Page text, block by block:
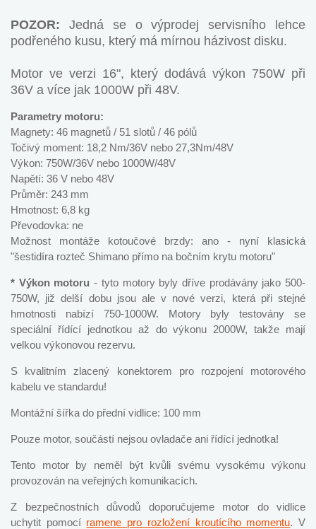
POZOR: Jedná se o výprodej servisního lehce
podřeného kusu, který má mírnou házivost disku.
Motor ve verzi 16", který dodává výkon 750W při
36V a více jak 1000W při 48V.
Parametry motoru:
Magnety: 46 magnetů / 51 slotů / 46 pólů
Točivý moment: 18,2 Nm/36V nebo 27,3Nm/48V
Výkon: 750W/36V nebo 1000W/48V
Napětí: 36 V nebo 48V
Průměr: 243 mm
Hmotnost: 6,8 kg
Převodovka: ne
Možnost montáže kotoučové brzdy: ano - nyní klasická
"šestidíra rozteč Shimano přímo na bočním krytu motoru"
* Výkon motoru - tyto motory byly dříve prodávány jako 500-
750W, již delší dobu jsou ale v nové verzi, která při stejné
hmotnosti nabízí 750-1000W. Motory byly testovány se
speciální řídící jednotkou až do výkonu 2000W, takže mají
velkou výkonovou rezervu.
S kvalitním zlacený konektorem pro rozpojení motorového
kabelu ve standardu!
Montážní šířka do přední vidlice: 100 mm
Pouze motor, součástí nejsou ovladače ani řídící jednotka!
Tento motor by neměl být kvůli svému vysokému výkonu
provozován na veřejných komunikacích.
Z bezpečnostních důvodů doporučujeme motor do vidlice
uchytit pomocí ramene pro rozložení kroutícího momentu. V